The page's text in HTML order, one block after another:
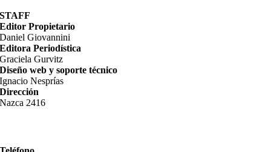
STAFF
Editor Propietario
Daniel Giovannini
Editora Periodística
Graciela Gurvitz
Diseño web y soporte técnico
Ignacio Nesprías
Dirección
Nazca 2416